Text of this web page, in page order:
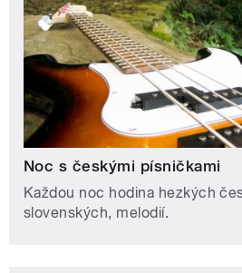
Noc s českými písničkami
Každou noc hodina hezkých
slovenských, melodií.